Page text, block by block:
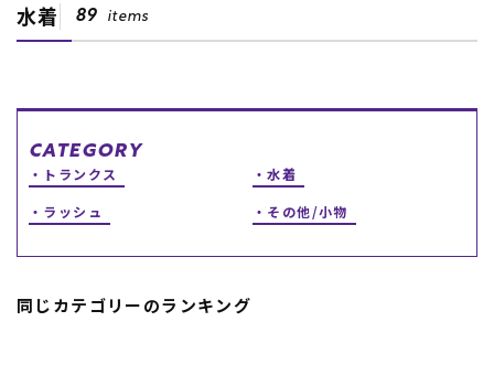
CATEGORY
ファッションTOP
スノーTOP
水着 89 items
CATEGORY
トランクス
水着
ラッシュ
その他/小物
同じカテゴリーのランキング